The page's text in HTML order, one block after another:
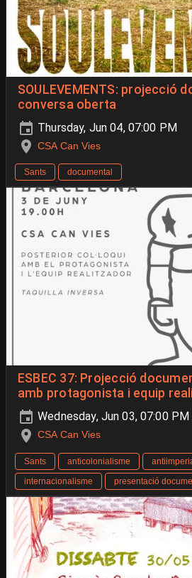
SOULEVEMENTS: projecció
conversa oberta
Thursday, Jun 04, 07:00 PM
CSA Can Vies
Sants documental
ESBEC 37: Projecció
amb protagonista i equip
Wednesday, Jun 03, 07:00 PM
CSA Can Vies
Sants anticolonialisme
internacionalisme
presentació